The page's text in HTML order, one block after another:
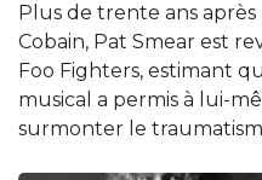
Plus de trente ans
Cobain, Pat Smear est
Foo Fighters, estimant
musical a permis à lui-
surmonter le